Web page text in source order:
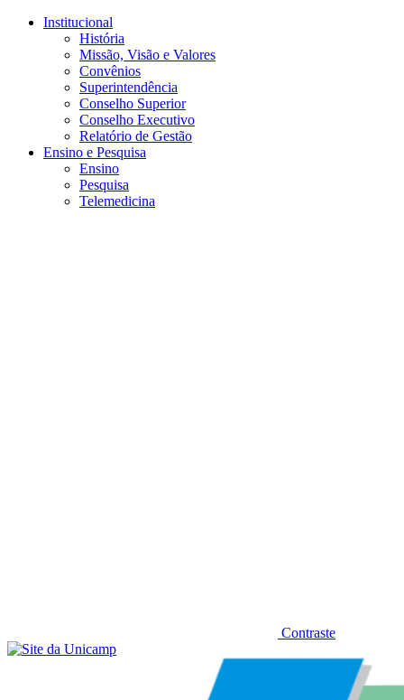
Conteúdo principal
Institucional
História
Missão, Visão e Valores
Convênios
Superintendência
Conselho Superior
Conselho Executivo
Relatório de Gestão
Ensino e Pesquisa
Ensino
Pesquisa
Telemedicina
Contraste